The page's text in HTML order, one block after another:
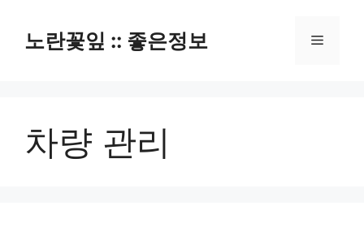
노란꽃잎 :: 좋은정보 메
차량 관리